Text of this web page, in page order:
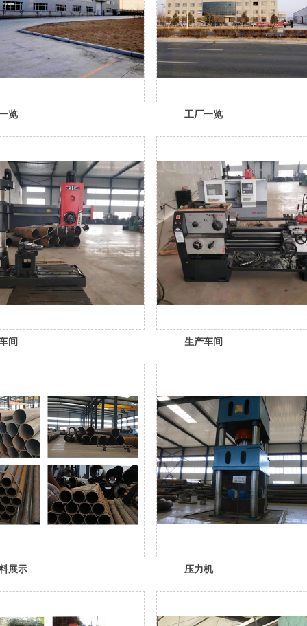
览 工厂一览
间 生产车间
展示 压力机